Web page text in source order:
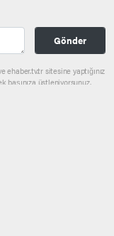
Gönder
ehaber.tv.tr sitesine yaptığınız
başınıza üstleniyorsunuz.